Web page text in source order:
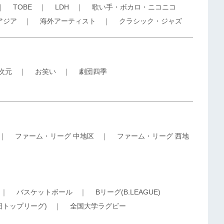
TOBE ｜ LDH ｜ 歌い手・ボカロ・ニコニコ
ジア ｜ 海外アーティスト ｜ クラシック・ジャズ
元 ｜ お笑い ｜ 劇団四季
ファーム・リーグ 中地区 ｜ ファーム・リーグ 西地
バスケットボール ｜ Bリーグ(B.LEAGUE)
トップリーグ) ｜ 全国大学ラグビー